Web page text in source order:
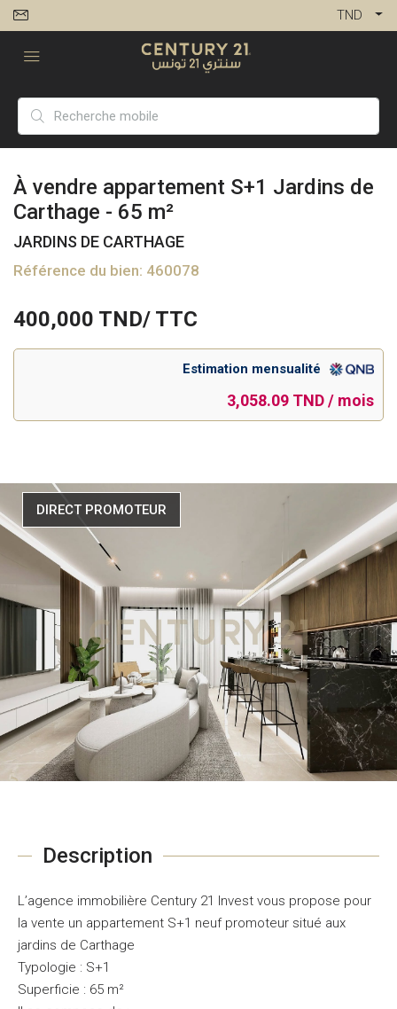
TND
À vendre appartement S+1 Jardins de
Carthage - 65 m²
JARDINS DE CARTHAGE
Référence du bien: 460078
400,000 TND/ TTC
Estimation mensualité
3,058.09 TND / mois
DIRECT PROMOTEUR
Description
L’agence immobilière Century 21 Invest vous propose pour
la vente un appartement S+1 neuf promoteur situé aux
jardins de Carthage
Typologie : S+1
Superficie : 65 m²